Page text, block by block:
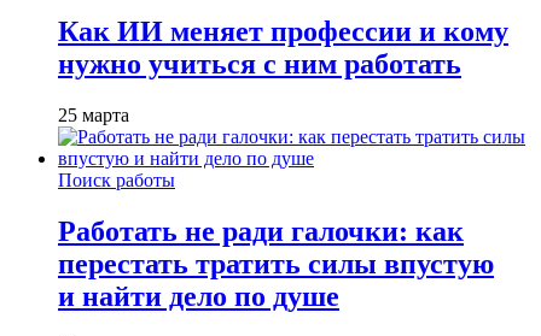
Как ИИ меняет профессии и кому
нужно учиться с ним работать
25 марта
Поиск работы
Работать не ради галочки: как
перестать тратить силы впустую
и найти дело по душе